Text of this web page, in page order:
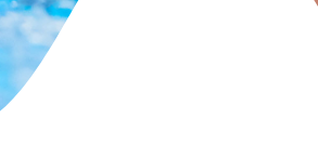
übernimmt bis zu 80% der Kosten